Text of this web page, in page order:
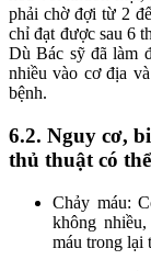
phải chờ đợi từ 2
chỉ đạt được sau 6
Dù Bác sỹ đã làm
nhiều vào cơ địa
bệnh.
6.2. Nguy cơ,
thủ thuật có
Chảy máu:
không
máu trong lại